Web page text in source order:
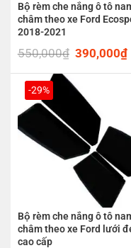
Bộ rèm che nắng ô tô
châm theo xe Ford
2018-2021
550,000₫ Original
was:
550,000₫.
390,000₫
-29%
Bộ rèm che nắng ô tô
châm theo xe Ford lưới
cao cấp